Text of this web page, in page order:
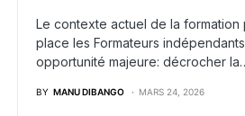
Le contexte actuel de la formation
place les Formateurs
opportunité majeure: décrocher
BY MANU DIBANGO MARS 24, 2026